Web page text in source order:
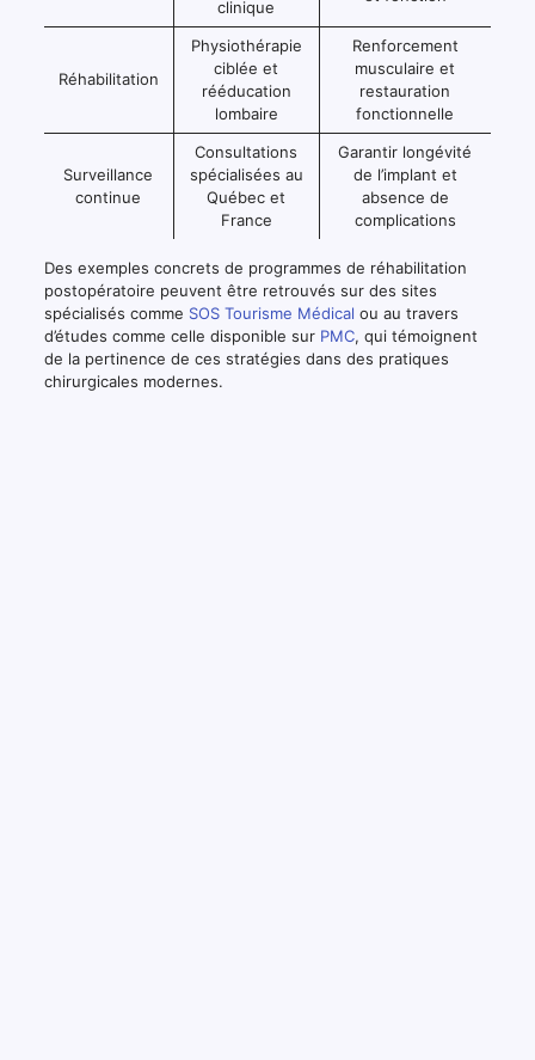
clinique
Réhabilitation
Physiothérapie
ciblée et
rééducation
lombaire
Renforcement
musculaire et
restauration
fonctionnelle
Surveillance
continue
Consultations
spécialisées au
Québec et
France
Garantir longévité
de l’implant et
absence de
complications
Des exemples concrets de programmes de réhabilitation
postopératoire peuvent être retrouvés sur des sites
spécialisés comme SOS Tourisme Médical ou au travers
d’études comme celle disponible sur PMC, qui témoignent
de la pertinence de ces stratégies dans des pratiques
chirurgicales modernes.